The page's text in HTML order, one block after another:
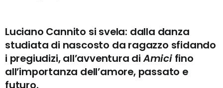
Luciano Cannito si svela: dalla danza
studiata di nascosto da ragazzo sfidando
i pregiudizi, all’avventura diAmicifino
all’importanza dell’amore, passato e
futuro.